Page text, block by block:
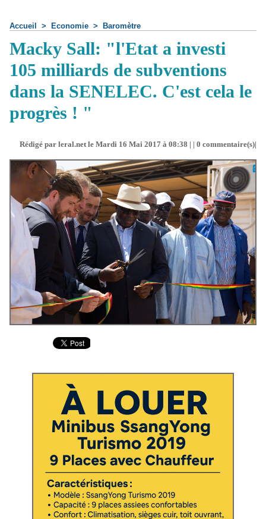
Accueil > Economie > Baromètre
Macky Sall: "l'Etat a investi
105 milliards de subventions
dans la SENELEC. C'est cela le
progrès ! "
Rédigé par leral.net le Mardi 16 Mai 2017 à 08:38 | | 0 commentaire(s)|